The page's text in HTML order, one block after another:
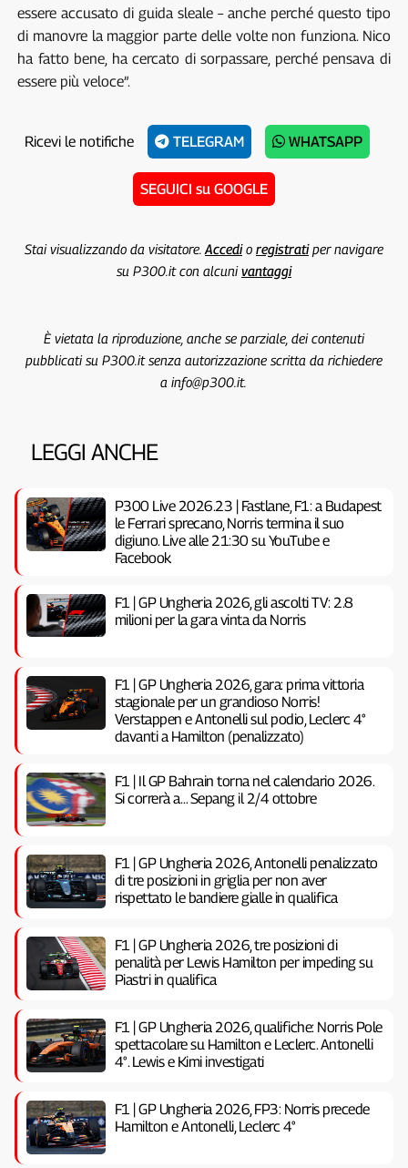
essere accusato di guida sleale – anche perché questo tipo
di manovre la maggior parte delle volte non funziona. Nico
ha fatto bene, ha cercato di sorpassare, perché pensava di
essere più veloce”.
Ricevi le notifiche TELEGRAM WHATSAPP
SEGUICI su GOOGLE
Stai visualizzando da visitatore. Accedio registratiper navigare
su P300.it con alcunivantaggi
È vietata la riproduzione, anche se parziale, dei contenuti
pubblicati su P300.it senza autorizzazione scritta da richiedere
a info@p300.it.
LEGGI ANCHE
P300 Live 2026.23 | Fastlane, F1: a Budapest
le Ferrari sprecano, Norris termina il suo
digiuno. Live alle 21:30 su YouTube e
Facebook
F1 | GP Ungheria 2026, gli ascolti TV: 2.8
milioni per la gara vinta da Norris
F1 | GP Ungheria 2026, gara: prima vittoria
stagionale per un grandioso Norris!
Verstappen e Antonelli sul podio, Leclerc 4°
davanti a Hamilton (penalizzato)
F1 | Il GP Bahrain torna nel calendario 2026.
Si correrà a… Sepang il 2/4 ottobre
F1 | GP Ungheria 2026, Antonelli penalizzato
di tre posizioni in griglia per non aver
rispettato le bandiere gialle in qualifica
F1 | GP Ungheria 2026, tre posizioni di
penalità per Lewis Hamilton per impeding su
Piastri in qualifica
F1 | GP Ungheria 2026, qualifiche: Norris Pole
spettacolare su Hamilton e Leclerc. Antonelli
4°. Lewis e Kimi investigati
F1 | GP Ungheria 2026, FP3: Norris precede
Hamilton e Antonelli, Leclerc 4°